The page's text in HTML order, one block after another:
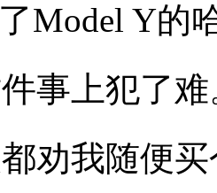
Model Y的
事上犯了
劝我随便